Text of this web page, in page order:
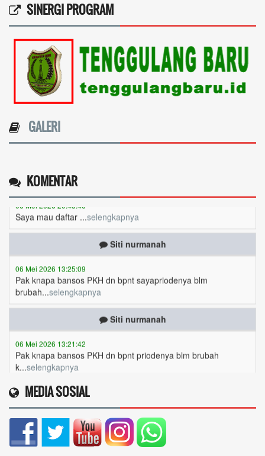
SINERGI PROGRAM
GALERI
KOMENTAR
Ricki annisa
09 Mei 2026 15:19:56
Saya mau tanya mengenai ini...selengkapnya
Sri hartini
Periode masih belum berubah masih Januari Maret
..apakah...selengkapnya
06 Mei 2026 20:48:46
Saya mau daftar ...selengkapnya
Siti nurmanah
brubah...selengkapnya
k...selengkapnya
05 Mei 2026 15:52:17
Saya terdaftar sebagai penerima sembako periode
januari-... selengkapnya
Daliah widaningsih
MEDIA SOSIAL